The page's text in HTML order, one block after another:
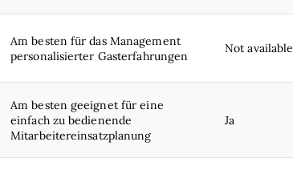
Am besten für das Management
personalisierter Gasterfahrungen
Not available
Am besten geeignet für eine
einfach zu bedienende
Mitarbeitereinsatzplanung
Ja